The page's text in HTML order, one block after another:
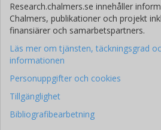
Research.chalmers.se innehåller
Chalmers, publikationer och projekt
finansiärer och samarbetspartners.
Läs mer om tjänsten, täckningsgrad
informationen
Personuppgifter och cookies
Tillgänglighet
Bibliografibearbetning